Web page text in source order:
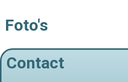
Foto's
Contact